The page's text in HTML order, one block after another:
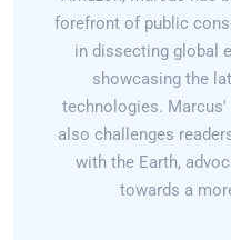
forefront of public
in dissecting global
showcasing the
technologies.
also challenges
with the Earth,
towards a